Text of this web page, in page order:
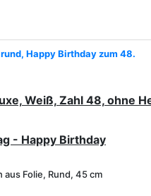
Happy Birthday zum 48.
Weiß, Zahl 48, ohne
- Happy Birthday
aus Folie, Rund, 45 cm